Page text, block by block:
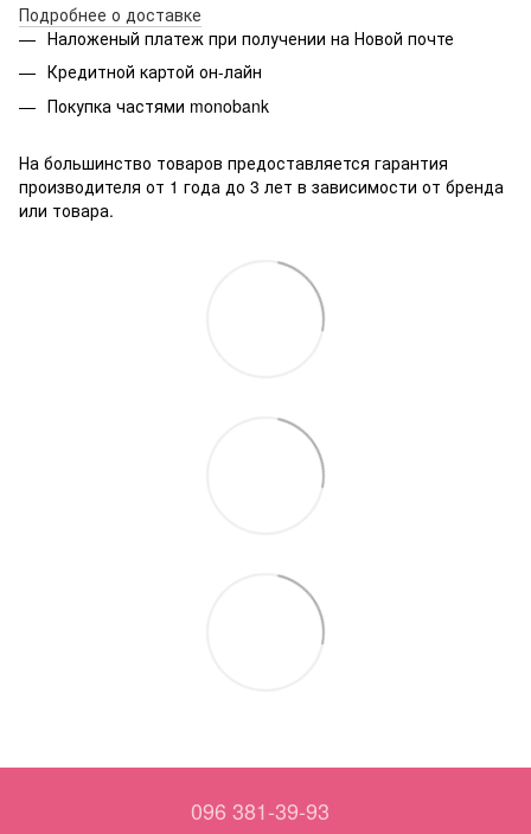
Подробнее о доставке
Наложеный платеж при получении на Новой почте
Кредитной картой он-лайн
Покупка частями monobank
На большинство товаров предоставляется гарантия
производителя от 1 года до 3 лет в зависимости от бренда
или товара.
096 381-39-93